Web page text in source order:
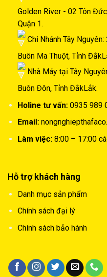
Golden River - 02 Tôn
Quận 1.
Chi Nhánh Tây
Buôn Ma Thuột, Tỉnh
Nhà Máy tại Tây
Buôn Đôn, Tỉnh ĐắkLắk.
Holine tư vấn: 0935 989
Email:
Làm việc:8:00 – 17:00
Hỗ trợ khách hàng
Danh mục sản phẩm
Chính sách đại lý
Chính sách bảo hành